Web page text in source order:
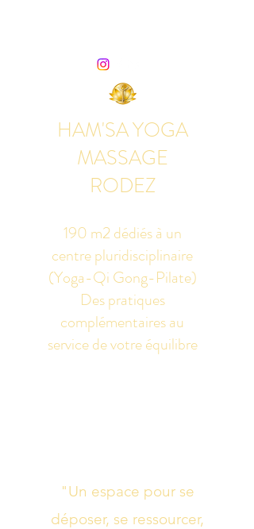
HAM'SA YOGA
MASSAGE
RODEZ
190 m2 dédiés à un
centre pluridisciplinaire
(Yoga-Qi Gong-Pilate)
Des pratiques
complémentaires au
service de votre équilibre
"Un espace pour se
déposer, se ressourcer,